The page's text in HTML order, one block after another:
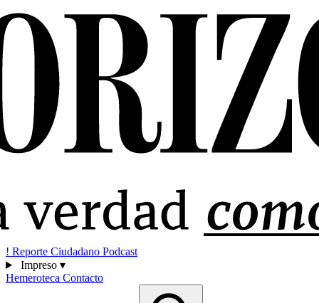
! Reporte Ciudadano Podcast
Impreso ▾
Hemeroteca Contacto